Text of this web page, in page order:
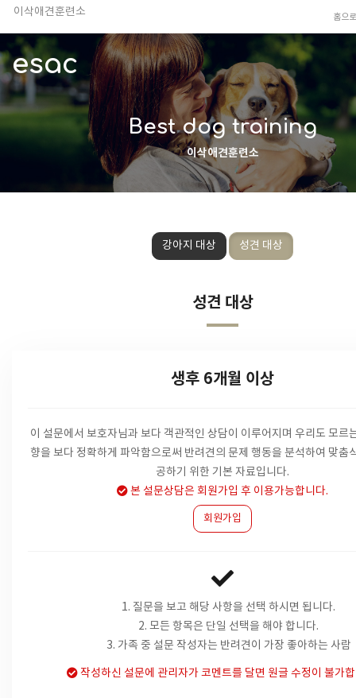
이삭애견훈련소
안전하고 행복한 펫티켓 선도!
경기도 화성시 봉담읍 위치
이찬종, 이웅종 소장 소개
홈으로
esac
Best dog training
이삭애견훈련소
강아지 대상 성견 대상
성견 대상
생후 6개월 이상
이 설문에서 보호자님과 보다 객관적인 상담이 이루어지며 우리도 모르
향을 보다 정확하게 파악함으로써 반려견의 문제 행동을 분석하여 맞춤
공하기 위한 기본 자료입니다.
본 설문상담은 회원가입 후 이용가능합니다.
회원가입
1. 질문을 보고 해당 사항을 선택 하시면 됩니다.
2. 모든 항목은 단일 선택을 해야 합니다.
3. 가족 중 설문 작성자는 반려견이 가장 좋아하는 사람
작성하신 설문에 관리자가 코멘트를 달면 원글 수정이 불가